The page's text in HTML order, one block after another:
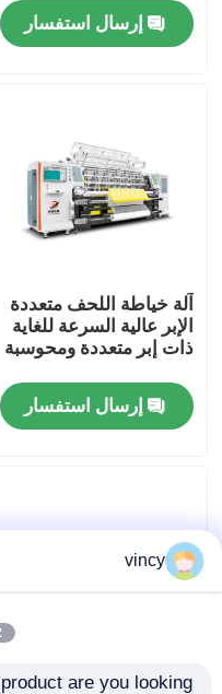
فيديوهات
جولة في المعمل
رقابة جودة
اطلب اقتباس
آلة خياطة اللحف
إرسال استفسار
آلة خياطة اللحف متعددة
الإبر عالية السرعة للغاية
ذات إبر متعددة ومحوسبة
إرسال استفسار
High Speed Computer
vincy
are you looking